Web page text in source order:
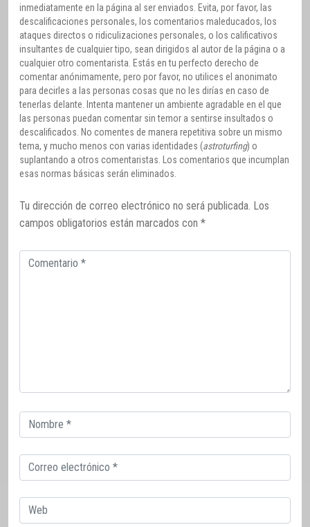
inmediatamente en la página al ser enviados. Evita, por favor, las
descalificaciones personales, los comentarios maleducados, los
ataques directos o ridiculizaciones personales, o los calificativos
insultantes de cualquier tipo, sean dirigidos al autor de la página o a
cualquier otro comentarista. Estás en tu perfecto derecho de
comentar anónimamente, pero por favor, no utilices el anonimato
para decirles a las personas cosas que no les dirías en caso de
tenerlas delante. Intenta mantener un ambiente agradable en el que
las personas puedan comentar sin temor a sentirse insultados o
descalificados. No comentes de manera repetitiva sobre un mismo
tema, y mucho menos con varias identidades (astroturfing) o
suplantando a otros comentaristas. Los comentarios que incumplan
esas normas básicas serán eliminados.
Tu dirección de correo electrónico no será publicada. Los
campos obligatorios están marcados con *
Comentario
Correo
electrónico
Correo
electrónico
Web